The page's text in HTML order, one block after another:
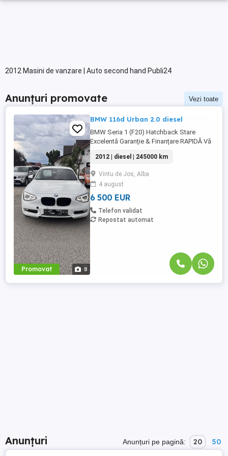
2012 Masini de vanzare | Auto second hand Publi24
Anunțuri promovate Vezi toate
Promovat 8
BMW 116d Urban 2.0 diesel
BMW Seria 1 (F20) Hatchback Stare
Excelentă Garanție & Finanțare RAPIDĂ Vă
Seria 1, o mașină care îmbină perfect
dinamismul caracteristic mărcii cu
utilitatea unui hatchback compact. Ideală
atât pentru oraș, cât și pentru drumurile
lungi, mașina se află într-o ...
2012 | diesel | 245000 km
Vintu de Jos, Alba
4 august
6 500 EUR
Telefon validat
Repostat automat
Anunțuri Anunțuri pe pagină: 20 50